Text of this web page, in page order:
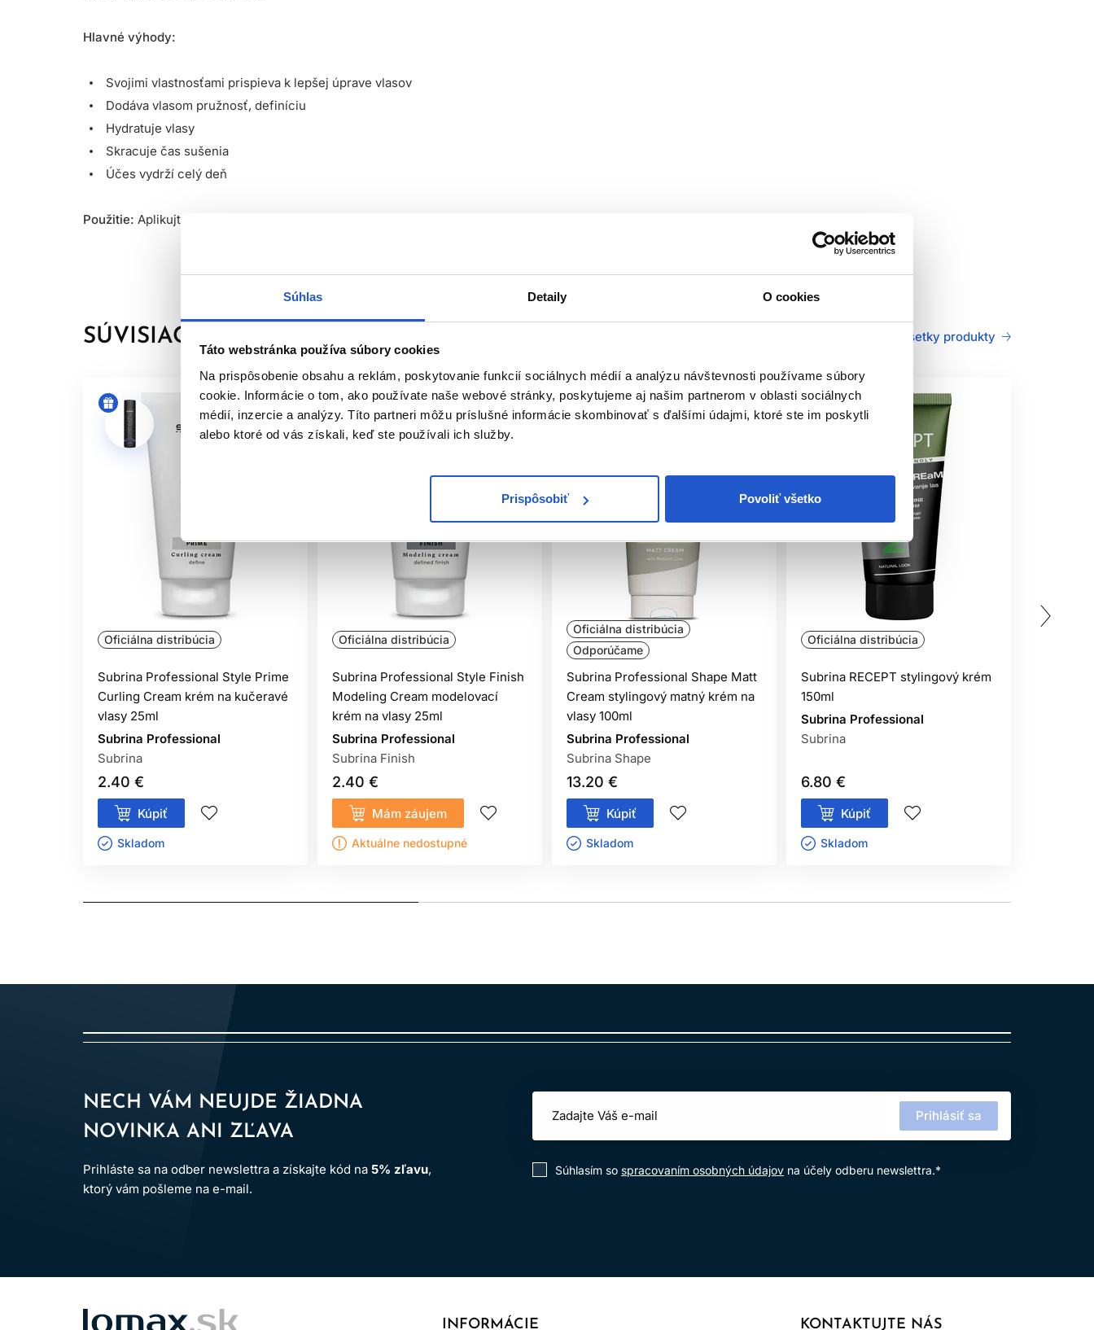
Súhlas Detaily O cookies
Táto webstránka používa súbory cookies
Na prispôsobenie obsahu a reklám, poskytovanie funkcií sociálnych médií a analýzu návštevnosti používame súbory
cookie. Informácie o tom, ako používate naše webové stránky, poskytujeme aj našim partnerom v oblasti sociálnych
médií, inzercie a analýzy. Títo partneri môžu príslušné informácie skombinovať s ďalšími údajmi, ktoré ste im poskytli
alebo ktoré od vás získali, keď ste používali ich služby.
Prispôsobiť Povoliť všetko
Hlavné výhody:
Svojimi vlastnosťami prispieva k lepšej úprave vlasov
Dodáva vlasom pružnosť, definíciu
Hydratuje vlasy
Skracuje čas sušenia
Účes vydrží celý deň
Použitie: Aplikujte 1-3 dávky na uterákom vysušené alebo suché vlasy. Vyfúkajte a upravte podľa potreby.
SÚVISIACE PRODUKTY Všetky produkty
Oficiálna distribúcia
Subrina Professional Style Prime
Curling Cream krém na kučeravé
vlasy 25ml
Subrina Professional
Subrina
2.40 €
Kúpiť
Skladom ㅤ
Oficiálna distribúcia
Subrina Professional Style Finish
Modeling Cream modelovací
krém na vlasy 25ml
Subrina Professional
Subrina Finish
2.40 €
Mám záujem
Aktuálne nedostupné
Oficiálna distribúcia
Odporúčame
Subrina Professional Shape Matt
Cream stylingový matný krém na
vlasy 100ml
Subrina Professional
Subrina Shape
13.20 €
Kúpiť
Skladom ㅤ
Oficiálna distribúcia
Subrina RECEPT stylingový krém
150ml
Subrina Professional
Subrina
6.80 €
Kúpiť
Skladom ㅤ
NECH VÁM NEUJDE ŽIADNA
NOVINKA ANI ZĽAVA
Prihláste sa na odber newslettra a získajte kód na 5% zľavu,
ktorý vám pošleme na e-mail.
Prihlásiť sa
Súhlasím so spracovaním osobných údajov na účely odberu newslettra.*
LOMAX
KONTAKTUJTE NÁS
INFORMÁCIE